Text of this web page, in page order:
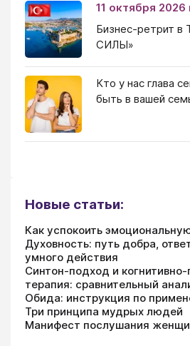
11 октября 2026
Бизнес-ретрит
СИЛЫ»
Кто у нас глава
быть в вашей
Новые статьи:
Как успокоить
Духовность: путь добра,
умного действия
Синтон-подход и
терапия: сравнительный
Обида: инструкция по
Три принципа мудрых людей
Манифест послушания